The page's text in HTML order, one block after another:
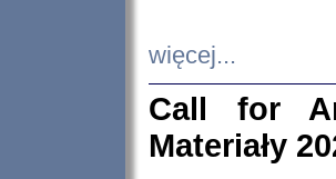
więcej...
Call for
Materiały